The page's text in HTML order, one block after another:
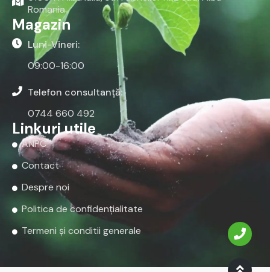
Romania
Magazin
Luni-Vineri:
09:00-16:00
Telefon consultanță:
0744 660 492
Linkuri utile
ANPC
Contact
Despre noi
Politica de confidențialitate
Termeni și conditii generale